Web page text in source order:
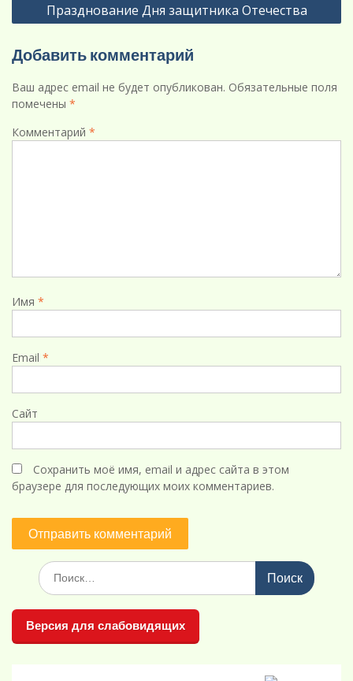
записямПразднование Дня защитника Отечества
Добавить комментарий
Ваш адрес email не будет опубликован. Обязательные поля
помечены *
Комментарий *
Имя *
Email *
Сайт
Сохранить моё имя, email и адрес сайта в этом
браузере для последующих моих комментариев.
Поиск
по:
Версия для слабовидящих